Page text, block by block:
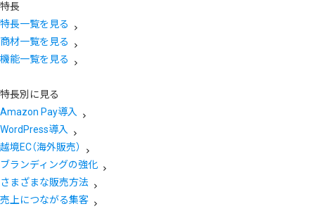
特長
特長一覧を見る
商材一覧を見る
機能一覧を見る
特長別に見る
Amazon Pay導入
WordPress導入
越境EC（海外販売）
ブランディングの強化
さまざまな販売方法
売上につながる集客